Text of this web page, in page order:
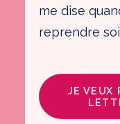
me dise
reprendre
JE VEUX